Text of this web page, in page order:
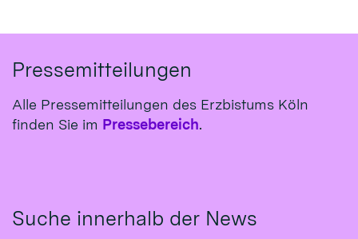
Pressemitteilungen
Alle Pressemitteilungen des Erzbistums Köln
finden Sie im Pressebereich.
Suche innerhalb der News